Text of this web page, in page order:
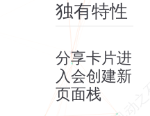
独有特性
分享卡片进
入会创建新
页面栈